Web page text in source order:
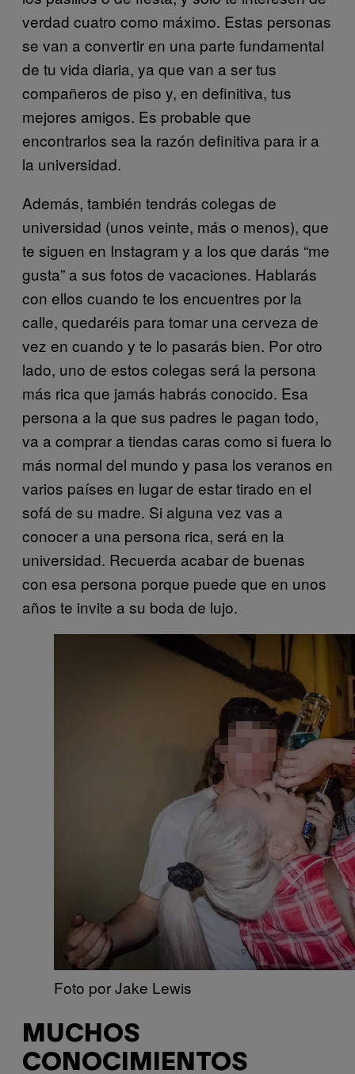
verdad cuatro como máximo. Estas personas
se van a convertir en una parte fundamental
de tu vida diaria, ya que van a ser tus
compañeros de piso y, en definitiva, tus
mejores amigos. Es probable que
encontrarlos sea la razón definitiva para ir a
la universidad.
Además, también tendrás colegas de
universidad (unos veinte, más o menos), que
te siguen en Instagram y a los que darás “me
gusta” a sus fotos de vacaciones. Hablarás
con ellos cuando te los encuentres por la
calle, quedaréis para tomar una cerveza de
vez en cuando y te lo pasarás bien. Por otro
lado, uno de estos colegas será la persona
más rica que jamás habrás conocido. Esa
persona a la que sus padres le pagan todo,
va a comprar a tiendas caras como si fuera lo
más normal del mundo y pasa los veranos en
varios países en lugar de estar tirado en el
sofá de su madre. Si alguna vez vas a
conocer a una persona rica, será en la
universidad. Recuerda acabar de buenas
con esa persona porque puede que en unos
años te invite a su boda de lujo.
Foto por Jake Lewis
MUCHOS
CONOCIMIENTOS